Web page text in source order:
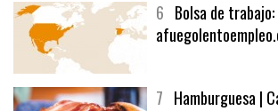
6Bolsa de trabajo: